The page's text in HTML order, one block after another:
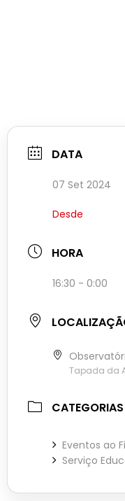
DATA
07 Set 2024
Desde
HORA
16:30 - 0:00
Tapada da
CATEGORIAS
Eventos ao
Serviço